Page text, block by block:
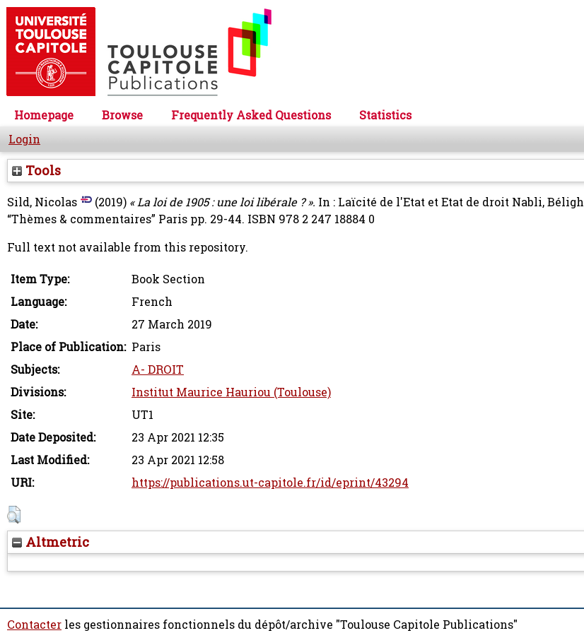
Homepage Browse Frequently Asked Questions
Statistics
Login
Tools
Sild, Nicolas (2019) « La loi de 1905 : une loi libérale ? ». In : Laïcité de l'Etat et Etat de droit Nabli, Béligh
“Thèmes & commentaires” Paris pp. 29-44. ISBN 978 2 247 18884 0
Full text not available from this repository.
Item Type:
Book Section
Language:
French
Date:
27 March 2019
Place of Publication: Paris
Subjects:
A- DROIT
Divisions:
Institut Maurice Hauriou (Toulouse)
Site:
UT1
Date Deposited:
23 Apr 2021 12:35
Last Modified:
23 Apr 2021 12:58
URI:
https://publications.ut-capitole.fr/id/eprint/43294
Altmetric
Contacter les gestionnaires fonctionnels du dépôt/archive "Toulouse Capitole Publications"